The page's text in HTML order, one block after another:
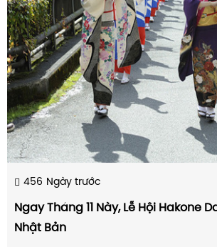
456 Ngày trước
Ngay Tháng 11 Này, Lễ Hội Hakone
Nhật Bản